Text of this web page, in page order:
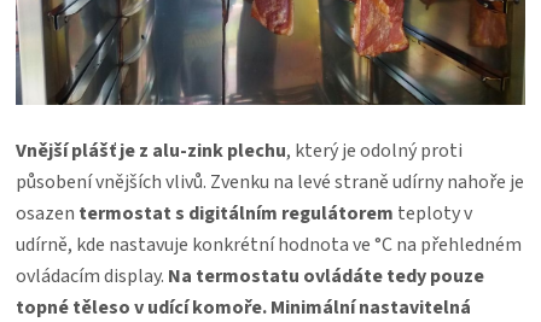
Vnější plášť je z alu-zink plechu, který je odolný proti
působení vnějších vlivů. Zvenku na levé straně udírny nahoře je
osazen termostat s digitálním regulátorem teploty v
udírně, kde nastavuje konkrétní hodnota ve °C na přehledném
ovládacím display. Na termostatu ovládáte tedy pouze
topné těleso v udící komoře.Minimální nastavitelná